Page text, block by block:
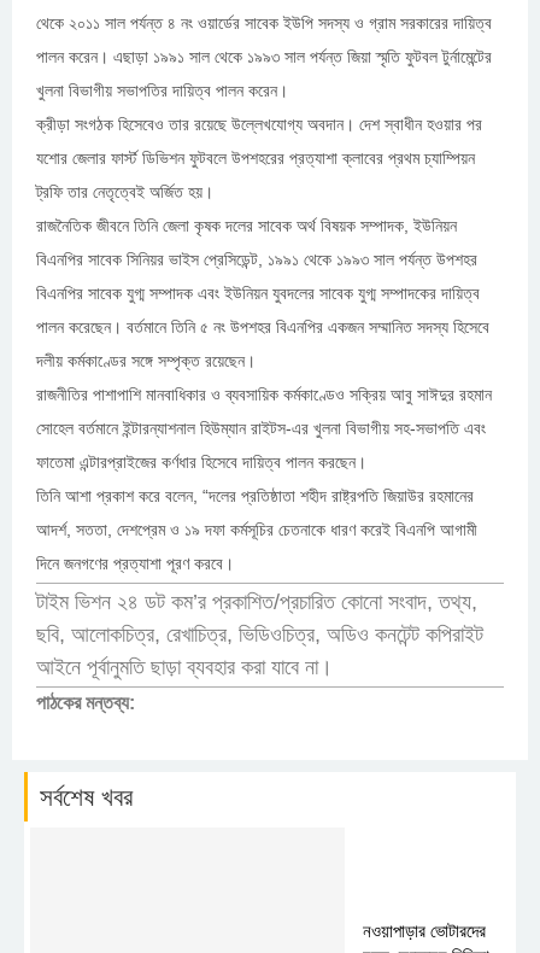
থেকে ২০১১ সাল পর্যন্ত ৪ নং ওয়ার্ডের সাবেক ইউপি সদস্য ও গ্রাম সরকারের দায়িত্ব
পালন করেন। এছাড়া ১৯৯১ সাল থেকে ১৯৯৩ সাল পর্যন্ত জিয়া স্মৃতি ফুটবল টুর্নামেন্টের
খুলনা বিভাগীয় সভাপতির দায়িত্ব পালন করেন।
ক্রীড়া সংগঠক হিসেবেও তার রয়েছে উল্লেখযোগ্য অবদান। দেশ স্বাধীন হওয়ার পর
যশোর জেলার ফার্স্ট ডিভিশন ফুটবলে উপশহরের প্রত্যাশা ক্লাবের প্রথম চ্যাম্পিয়ন
ট্রফি তার নেতৃত্বেই অর্জিত হয়।
রাজনৈতিক জীবনে তিনি জেলা কৃষক দলের সাবেক অর্থ বিষয়ক সম্পাদক, ইউনিয়ন
বিএনপির সাবেক সিনিয়র ভাইস প্রেসিডেন্ট, ১৯৯১ থেকে ১৯৯৩ সাল পর্যন্ত উপশহর
বিএনপির সাবেক যুগ্ম সম্পাদক এবং ইউনিয়ন যুবদলের সাবেক যুগ্ম সম্পাদকের দায়িত্ব
পালন করেছেন। বর্তমানে তিনি ৫ নং উপশহর বিএনপির একজন সম্মানিত সদস্য হিসেবে
দলীয় কর্মকাণ্ডের সঙ্গে সম্পৃক্ত রয়েছেন।
রাজনীতির পাশাপাশি মানবাধিকার ও ব্যবসায়িক কর্মকাণ্ডেও সক্রিয় আবু সাঈদুর রহমান
সোহেল বর্তমানে ইন্টারন্যাশনাল হিউম্যান রাইটস-এর খুলনা বিভাগীয় সহ-সভাপতি এবং
ফাতেমা এন্টারপ্রাইজের কর্ণধার হিসেবে দায়িত্ব পালন করছেন।
তিনি আশা প্রকাশ করে বলেন, “দলের প্রতিষ্ঠাতা শহীদ রাষ্ট্রপতি জিয়াউর রহমানের
আদর্শ, সততা, দেশপ্রেম ও ১৯ দফা কর্মসূচির চেতনাকে ধারণ করেই বিএনপি আগামী
দিনে জনগণের প্রত্যাশা পূরণ করবে।
টাইম ভিশন ২৪ ডট কম’র প্রকাশিত/প্রচারিত কোনো সংবাদ, তথ্য,
ছবি, আলোকচিত্র, রেখাচিত্র, ভিডিওচিত্র, অডিও কনটেন্ট কপিরাইট
আইনে পূর্বানুমতি ছাড়া ব্যবহার করা যাবে না।
পাঠকের মন্তব্য:
সর্বশেষ খবর
নওয়াপাড়ার ভোটারদের